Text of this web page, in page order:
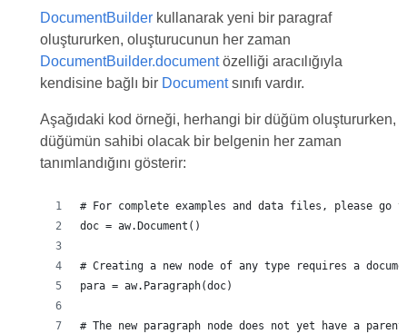
DocumentBuilderkullanarak yeni bir paragraf
oluştururken, oluşturucunun her zaman
DocumentBuilder.documentözelliği aracılığıyla
kendisine bağlı bir Documentsınıfı vardır.
Aşağıdaki kod örneği, herhangi bir düğüm oluştururken,
düğümün sahibi olacak bir belgenin her zaman
tanımlandığını gösterir:
# For complete examples and data files, please go
doc = aw.Document()
# Creating a new node of any type requires a
para = aw.Paragraph(doc)
# The new paragraph node does not yet have a